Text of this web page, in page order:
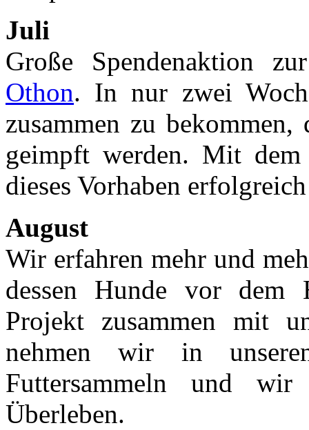
Juli
Große Spendenaktion
Othon. In nur zwei
zusammen zu
geimpft werden. Mit
dieses Vorhaben
August
Wir erfahren mehr und
dessen Hunde vor dem
Projekt zusammen mit
nehmen wir in
Futtersammeln und
Überleben.